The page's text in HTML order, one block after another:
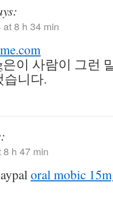
8 h 34 min
은이 사람이 그런
습니다.
8 h 47 min
oral mobic